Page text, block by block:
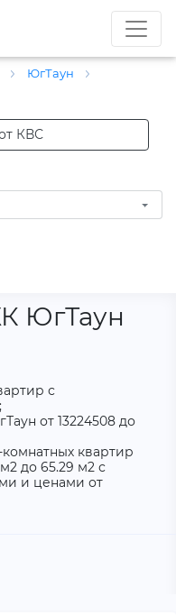
ЮгТаун
КВС
ЮгТаун
с
от 13224508 до
квартир
до 65.29 м2 с
и ценами от